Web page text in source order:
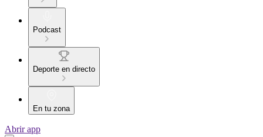
Podcast
Deporte en directo
En tu zona
Abrir app